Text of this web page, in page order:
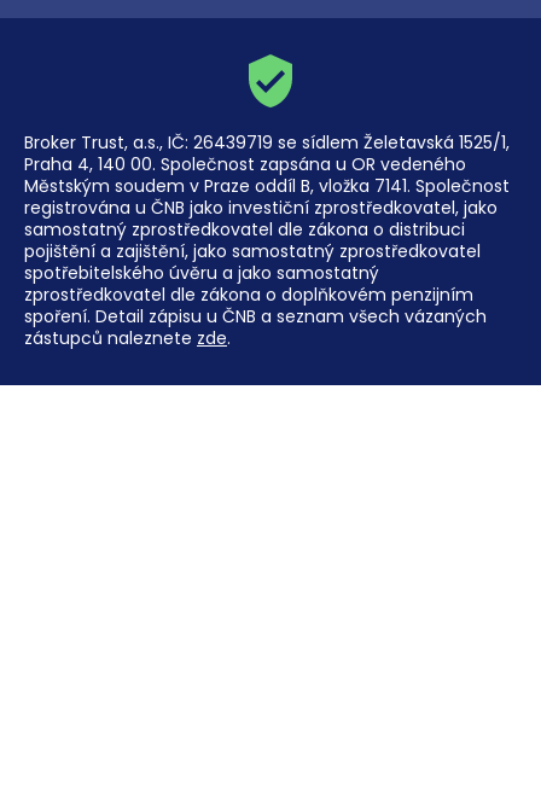
Broker Trust, a.s., IČ: 26439719 se sídlem Želetavská 1525/1,
Praha 4, 140 00. Společnost zapsána u OR vedeného
Městským soudem v Praze oddíl B, vložka 7141. Společnost
registrována u ČNB jako investiční zprostředkovatel, jako
samostatný zprostředkovatel dle zákona o distribuci
pojištění a zajištění, jako samostatný zprostředkovatel
spotřebitelského úvěru a jako samostatný
zprostředkovatel dle zákona o doplňkovém penzijním
spoření. Detail zápisu u ČNB a seznam všech vázaných
zástupců naleznete zde.